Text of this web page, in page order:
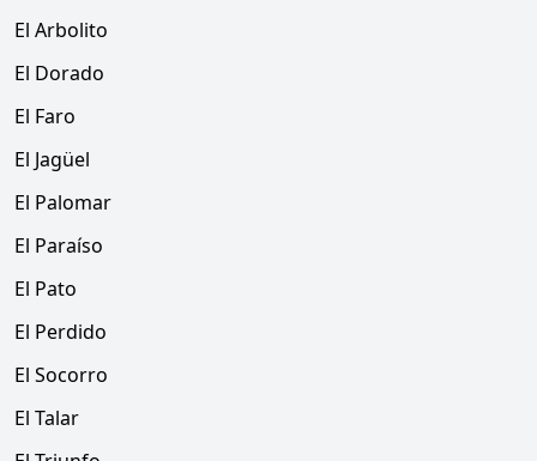
El Arbolito
El Dorado
El Faro
El Jagüel
El Palomar
El Paraíso
El Pato
El Perdido
El Socorro
El Talar